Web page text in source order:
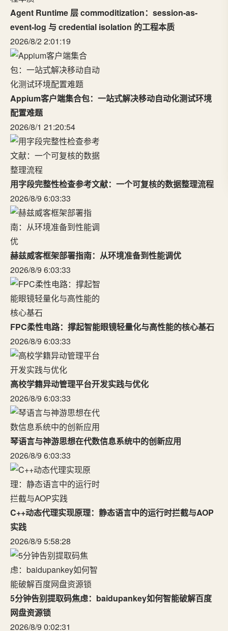
Agent Runtime 层 commoditization：session-as-
event-log 与 credential isolation 的工程本质
2026/8/2 2:01:19
Appium客户端集合包：一站式解决移动自动化测试环境
配置难题
2026/8/1 21:20:54
用字段完整性检查参考文献：一个可复核的数据整理流程
2026/8/9 6:03:33
赫兹威客框架部署指南：从环境准备到性能调优
2026/8/9 6:03:33
FPC柔性电路：撑起智能眼镜轻量化与高性能的核心基石
2026/8/9 6:03:33
高校学籍异动管理平台开发实践与优化
2026/8/9 6:03:33
琴语言与神游思想在代数信息系统中的创新应用
2026/8/9 6:03:33
C++动态代理实现原理：静态语言中的运行时拦截与AOP
实践
2026/8/9 5:58:28
5分钟告别提取码焦虑：baidupankey如何智能破解百度
网盘资源锁
2026/8/9 0:02:31